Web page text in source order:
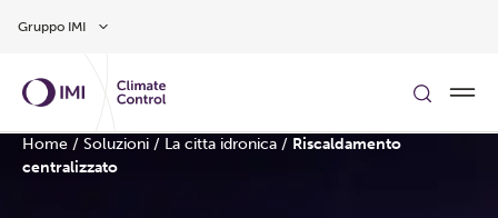
Gruppo IMI
Home / Soluzioni / La citta idronica / Riscaldamento
centralizzato